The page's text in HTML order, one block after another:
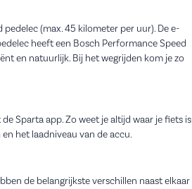
(max. 45 kilometer per uur). De e-
heeft een Bosch Performance Speed
en natuurlijk. Bij het wegrijden kom je zo
Sparta app. Zo weet je altijd waar je fiets is
het laadniveau van de accu.
de belangrijkste verschillen naast elkaar